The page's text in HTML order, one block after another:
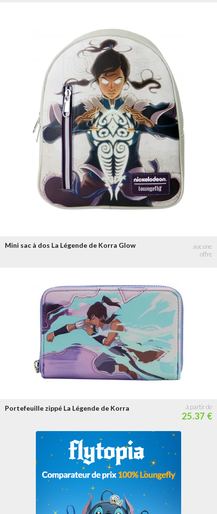
Mini sac à dos La Légende de Korra Glow
Portefeuille zippé La Légende de Korra
25.37 €